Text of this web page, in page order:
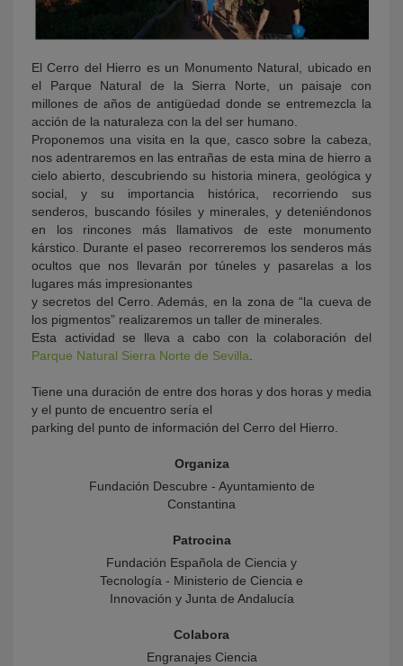
El Cerro del Hierro es un Monumento Natural, ubicado en
el Parque Natural de la Sierra Norte, un paisaje con
millones de años de antigüedad donde se entremezcla la
acción de la naturaleza con la del ser humano.
Proponemos una visita en la que, casco sobre la cabeza,
nos adentraremos en las entrañas de esta mina de hierro a
cielo abierto, descubriendo su historia minera, geológica y
social, y su importancia histórica, recorriendo sus
senderos, buscando fósiles y minerales, y deteniéndonos
en los rincones más llamativos de este monumento
kárstico. Durante el paseo recorreremos los senderos más
ocultos que nos llevarán por túneles y pasarelas a los
lugares más impresionantes
y secretos del Cerro. Además, en la zona de “la cueva de
los pigmentos” realizaremos un taller de minerales.
Esta actividad se lleva a cabo con la colaboración del
Parque Natural Sierra Norte de Sevilla.
Tiene una duración de entre dos horas y dos horas y media
y el punto de encuentro sería el
parking del punto de información del Cerro del Hierro.
Organiza
Fundación Descubre - Ayuntamiento de
Constantina
Patrocina
Fundación Española de Ciencia y
Tecnología - Ministerio de Ciencia e
Innovación y Junta de Andalucía
Colabora
Engranajes Ciencia